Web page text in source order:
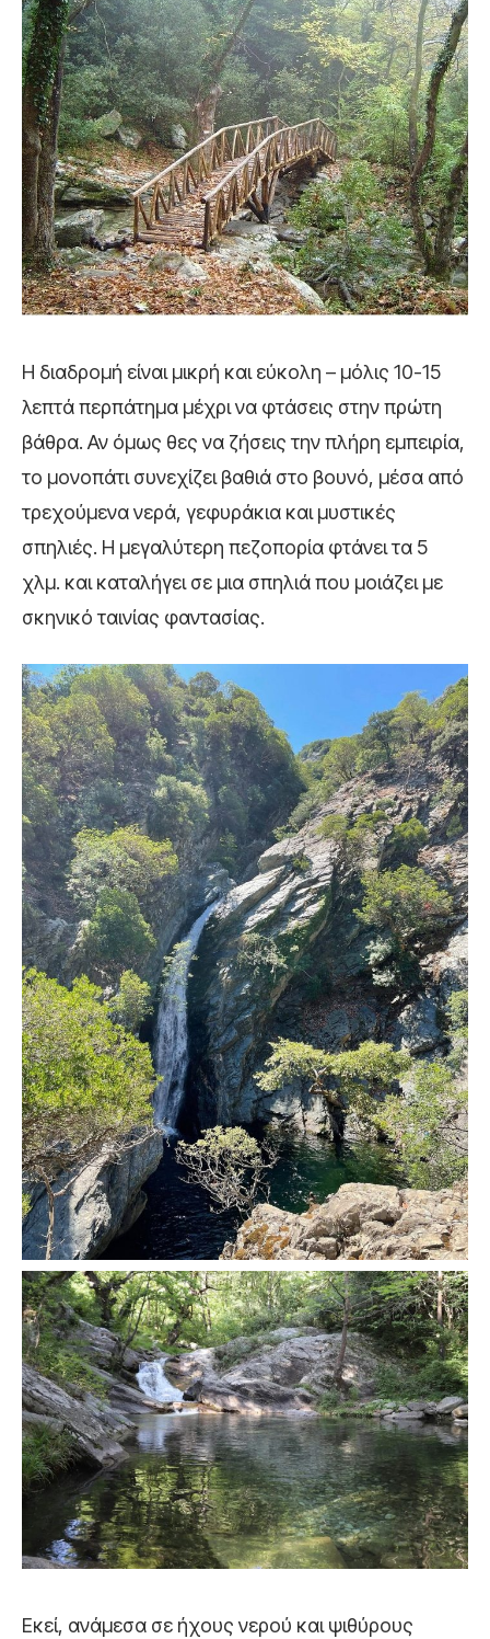
Η διαδρομή είναι μικρή και εύκολη – μόλις 10-15
λεπτά περπάτημα μέχρι να φτάσεις στην πρώτη
βάθρα. Αν όμως θες να ζήσεις την πλήρη εμπειρία,
το μονοπάτι συνεχίζει βαθιά στο βουνό, μέσα από
τρεχούμενα νερά, γεφυράκια και μυστικές
σπηλιές. Η μεγαλύτερη πεζοπορία φτάνει τα 5
χλμ. και καταλήγει σε μια σπηλιά που μοιάζει με
σκηνικό ταινίας φαντασίας.
Εκεί, ανάμεσα σε ήχους νερού και ψιθύρους